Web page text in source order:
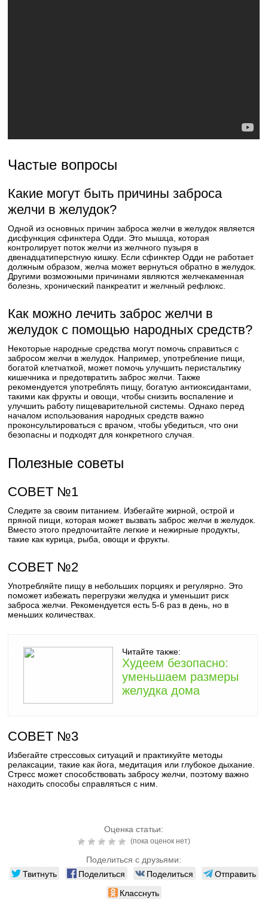
Частые вопросы
Какие могут быть причины заброса
желчи в желудок?
Одной из основных причин заброса желчи в желудок является
дисфункция сфинктера Одди. Это мышца, которая
контролирует поток желчи из желчного пузыря в
двенадцатиперстную кишку. Если сфинктер Одди не работает
должным образом, желча может вернуться обратно в желудок.
Другими возможными причинами являются желчекаменная
болезнь, хронический панкреатит и желчный рефлюкс.
Как можно лечить заброс желчи в
желудок с помощью народных средств?
Некоторые народные средства могут помочь справиться с
забросом желчи в желудок. Например, употребление пищи,
богатой клетчаткой, может помочь улучшить перистальтику
кишечника и предотвратить заброс желчи. Также
рекомендуется употреблять пищу, богатую антиоксидантами,
такими как фрукты и овощи, чтобы снизить воспаление и
улучшить работу пищеварительной системы. Однако перед
началом использования народных средств важно
проконсультироваться с врачом, чтобы убедиться, что они
безопасны и подходят для конкретного случая.
Полезные советы
СОВЕТ №1
Следите за своим питанием. Избегайте жирной, острой и
пряной пищи, которая может вызвать заброс желчи в желудок.
Вместо этого предпочитайте легкие и нежирные продукты,
такие как курица, рыба, овощи и фрукты.
СОВЕТ №2
Употребляйте пищу в небольших порциях и регулярно. Это
поможет избежать перегрузки желудка и уменьшит риск
заброса желчи. Рекомендуется есть 5-6 раз в день, но в
меньших количествах.
Читайте также:
Худеем безопасно:
уменьшаем размеры
желудка дома
СОВЕТ №3
Избегайте стрессовых ситуаций и практикуйте методы
релаксации, такие как йога, медитация или глубокое дыхание.
Стресс может способствовать забросу желчи, поэтому важно
находить способы справляться с ним.
Оценка статьи:
(пока оценок нет)
Поделиться с друзьями:
Твитнуть Поделиться Поделиться
Отправить
Класснуть